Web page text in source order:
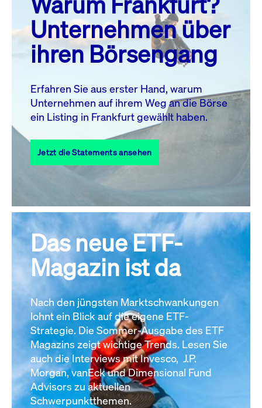
MO. DI. MI. DO. FR. SA. SO.
1
2
3
4 5 6 7 8
10 11 13 14
17
18 19 20 21 22
23
27 28
31
Alle Events
Unternehmen über
ihren Börsengang
Erfahren Sie aus erster Hand, warum
Unternehmen auf ihrem Weg an die Börse
ein Listing in Frankfurt gewählt haben.
Jetzt die Statements ansehen
Das neue ETF-
Magazin ist da
Nach den jüngsten Marktschwankungen
lohnt ein Blick auf die eigene ETF-
Strategie. Die Sommer-Ausgabe des ETF
Magazins zeigt wichtige Trends. Lesen Sie
auch die Interviews mit Invesco, J.P.
Morgan, vanEck und Dimensional Fund
Advisors zu aktuellen
Schwerpunktthemen.